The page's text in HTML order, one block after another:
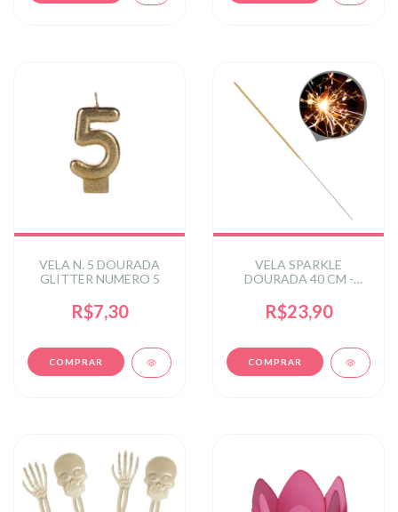
VELA N. 5 DOURADA
GLITTER NUMERO 5
R$7,30
VELA SPARKLE
DOURADA 40 CM -
CONTEM 10 UNIDADES
- 40CM
R$23,90